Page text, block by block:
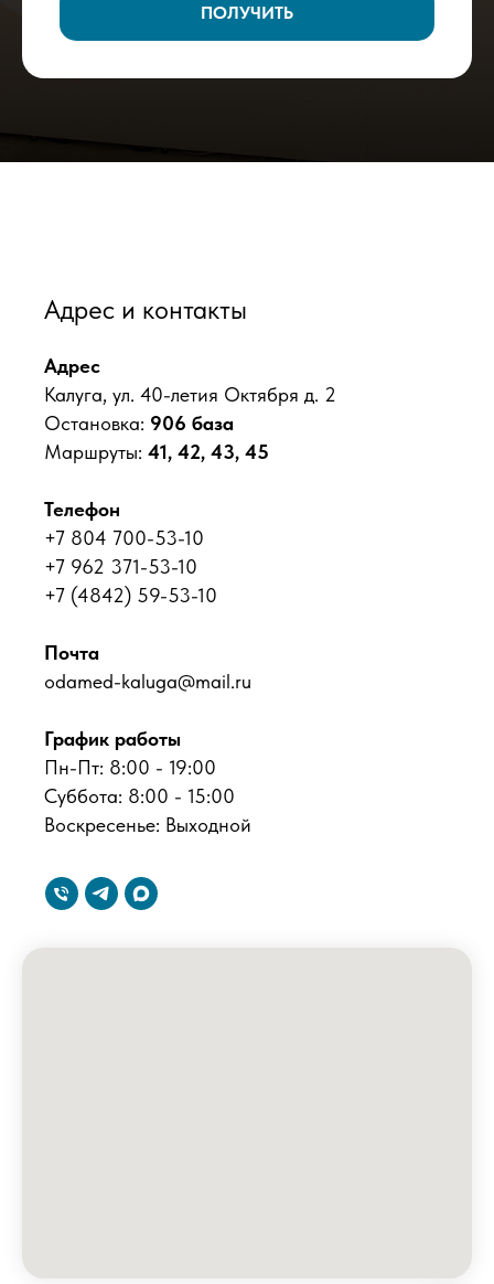
ПОЛУЧИТЬ
Адрес и контакты
Адрес
Калуга, ул. 40-летия Октября д. 2
Остановка: 906 база
Маршруты: 41, 42, 43, 45
Телефон
+7 804 700-53-10
+7 962 371-53-10
+7 (4842) 59-53-10
Почта
odamed-kaluga@mail.ru
График работы
Пн-Пт: 8:00 - 19:00
Суббота: 8:00 - 15:00
Воскресенье: Выходной